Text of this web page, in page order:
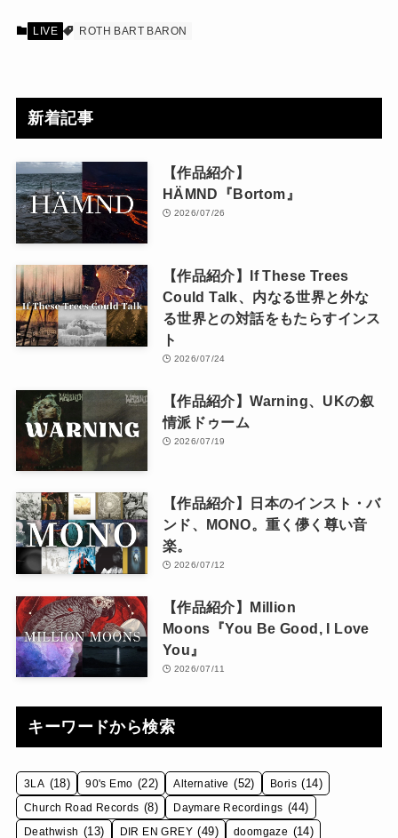
LIVE ROTH BART BARON
新着記事
【作品紹介】
HÄMND『Bortom』
2026/07/26
【作品紹介】If These Trees
Could Talk、内なる世界と外な
る世界との対話をもたらすインス
ト
2026/07/24
【作品紹介】Warning、UKの叙
情派ドゥーム
2026/07/19
【作品紹介】日本のインスト・バ
ンド、MONO。重く儚く尊い音
楽。
2026/07/12
【作品紹介】Million
Moons『You Be Good, I Love
You』
2026/07/11
キーワードから検索
3LA (18) 90's Emo (22) Alternative (52) Boris (14)
Church Road Records (8) Daymare Recordings (44)
Deathwish (13) DIR EN GREY (49) doomgaze (14)